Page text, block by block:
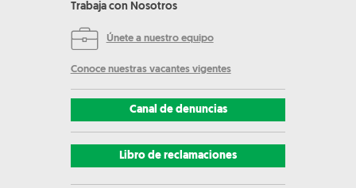
Trabaja con Nosotros
Únete a nuestro equipo
Conoce nuestras vacantes vigentes
Canal de denuncias
Libro de reclamaciones